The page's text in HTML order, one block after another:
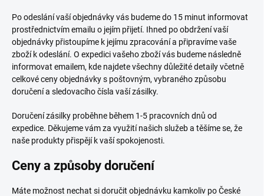
Po odeslání vaší objednávky vás budeme do 15 minut informovat
prostřednictvím emailu o jejím přijetí. Ihned po obdržení vaší
objednávky přistoupíme k jejímu zpracování a připravíme vaše
zboží k odeslání. O expedici vašeho zboží vás budeme následně
informovat emailem, kde najdete všechny důležité detaily včetně
celkové ceny objednávky s poštovným, vybraného způsobu
doručení a sledovacího čísla vaší zásilky.
Doručení zásilky proběhne během 1-5 pracovních dnů od
expedice. Děkujeme vám za využití našich služeb a těšíme se, že
naše produkty přispějí k vaší spokojenosti.
Ceny a způsoby doručení
Máte možnost nechat si doručit objednávku kamkoliv po České